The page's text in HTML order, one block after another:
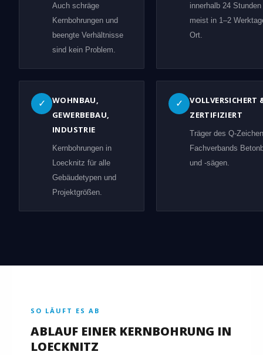
Auch schräge
Kernbohrungen und
beengte Verhältnisse
sind kein Problem.
innerhalb 24 Stunden
meist in 1–2
Ort.
✓
WOHNBAU,
GEWERBEBAU,
INDUSTRIE
Kernbohrungen in
Loecknitz für alle
Gebäudetypen und
Projektgrößen.
✓
VOLLVERSICHERT
ZERTIFIZIERT
Träger des Q-
Fachverbands
und -sägen.
SO LÄUFT ES AB
ABLAUF EINER KERNBOHRUNG IN
LOECKNITZ